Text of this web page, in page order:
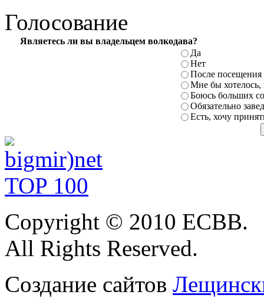
Голосование
Являетесь ли вы владельцем волкодава?
Да
Нет
После посещения
Мне бы
Боюсь больших
Обязательно
Есть, хочу
Copyright © 2010 ЕСВВ.
All Rights Reserved.
Создание сайтов